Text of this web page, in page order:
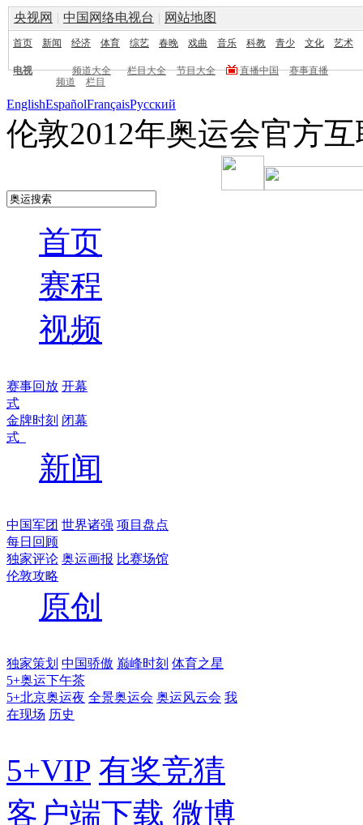
央视网 | 中国网络电视台 | 网站地图
首页 新闻 经济 体育 综艺 春晚 戏曲 音乐 科教 青少 文化 艺术
电视 频道大全 栏目大全 节目大全 直播中国
赛事直播
频道
栏目
EnglishEspañolFrançaisPусский
伦敦2012年奥运会官方
首页
赛程
视频
赛事回放 开幕
式
金牌时刻 闭幕
式
新闻
中国军团 世界诸强 项目盘点
每日回顾
独家评论 奥运画报 比赛场馆
伦敦攻略
原创
独家策划 中国骄傲 巅峰时刻 体育之星
5+奥运下午茶
5+北京奥运夜 全景奥运会 奥运风云会 我
在现场 历史
5+VIP 有奖竞猜
客户端下载 微博